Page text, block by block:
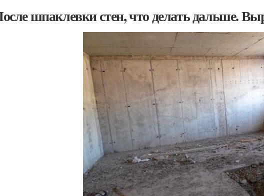
шпаклевки стен, что делать дальше.